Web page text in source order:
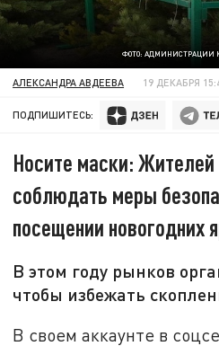
ФОТО: АДМИНИСТРАЦИИ
АЛЕКСАНДРА АВДЕЕВА 19 ДЕКАБРЯ
ПОДПИШИТЕСЬ:
Носите маски: Жителей
соблюдать меры
посещении новогодних
В этом году рынков
чтобы избежать
В своем аккаунте в